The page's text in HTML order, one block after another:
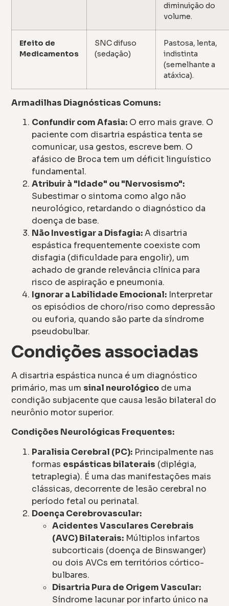
diminuição do
volume.
Efeito de
Medicamentos
SNC difuso
(sedação)
Pastosa, lenta,
indistinta
(semelhante a
atáxica).
Armadilhas Diagnósticas Comuns:
Confundir com Afasia: O erro mais grave. O
paciente com disartria espástica tenta se
comunicar, usa gestos, escreve bem. O
afásico de Broca tem um déficit linguístico
fundamental.
Atribuir à "Idade" ou "Nervosismo":
Subestimar o sintoma como algo não
neurológico, retardando o diagnóstico da
doença de base.
Não Investigar a Disfagia:A disartria
espástica frequentemente coexiste com
disfagia (dificuldade para engolir), um
achado de grande relevância clínica para
risco de aspiração e pneumonia.
Ignorar a Labilidade Emocional: Interpretar
os episódios de choro/riso como depressão
ou euforia, quando são parte da síndrome
pseudobulbar.
Condições associadas
A disartria espástica nunca é um diagnóstico
primário, mas um sinal neurológico de uma
condição subjacente que causa lesão bilateral do
neurônio motor superior.
Condições Neurológicas Frequentes:
Paralisia Cerebral (PC): Principalmente nas
formas espásticas bilaterais (diplégia,
tetraplegia). É uma das manifestações mais
clássicas, decorrente de lesão cerebral no
período fetal ou perinatal.
Doença Cerebrovascular:
Acidentes Vasculares Cerebrais
(AVC) Bilaterais: Múltiplos infartos
subcorticais (doença de Binswanger)
ou dois AVCs em territórios córtico-
bulbares.
Disartria Pura de Origem Vascular:
Síndrome lacunar por infarto único na